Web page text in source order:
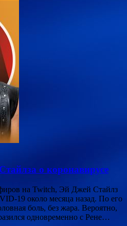
о коронавирусе
на Twitch, Эй Джей Стайлз
19 около месяца назад. По его
боль, без жара. Вероятно,
одновременно с Рене…